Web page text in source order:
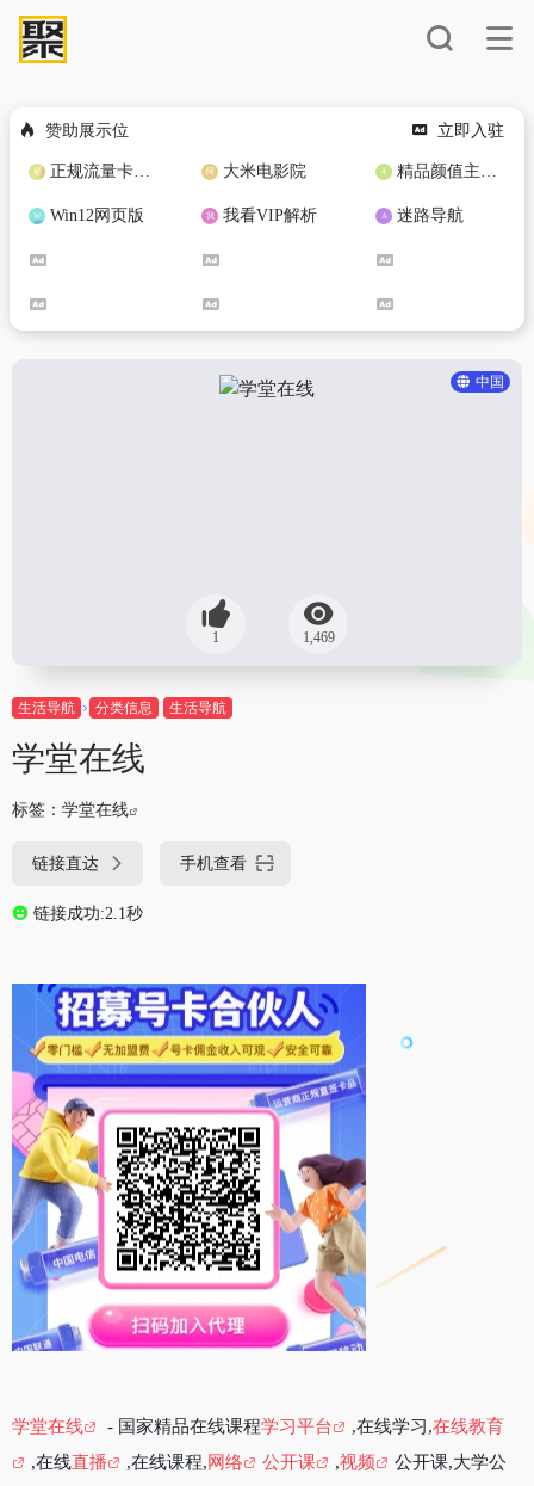
赞助展示位 立即入驻
正规流量卡免费加盟合作 大米电影院 精品颜值主播定制
Win12网页版 我看VIP解析 迷路导航
中国
1 1,469
生活导航 分类信息 生活导航
学堂在线
标签： 学堂在线
链接直达 手机查看
链接成功:2.1秒
学堂在线 - 国家精品在线课程学习平台 ,在线学习,在线教育
,在线直播 ,在线课程,网络 公开课 ,视频
公开课,大学公